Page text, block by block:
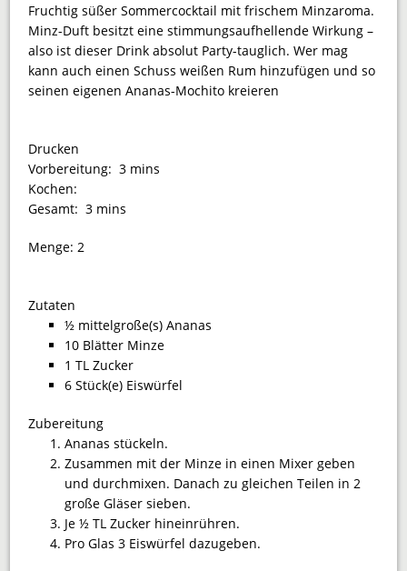
Fruchtig süßer Sommercocktail mit frischem Minzaroma.
Minz-Duft besitzt eine stimmungsaufhellende Wirkung –
also ist dieser Drink absolut Party-tauglich. Wer mag
kann auch einen Schuss weißen Rum hinzufügen und so
seinen eigenen Ananas-Mochito kreieren
Drucken
Vorbereitung:3 mins
Kochen:
Gesamt:3 mins
Menge:2
Zutaten
½ mittelgroße(s) Ananas
10 Blätter Minze
1 TL Zucker
6 Stück(e) Eiswürfel
Zubereitung
Ananas stückeln.
Zusammen mit der Minze in einen Mixer geben
und durchmixen. Danach zu gleichen Teilen in 2
große Gläser sieben.
Je ½ TL Zucker hineinrühren.
Pro Glas 3 Eiswürfel dazugeben.